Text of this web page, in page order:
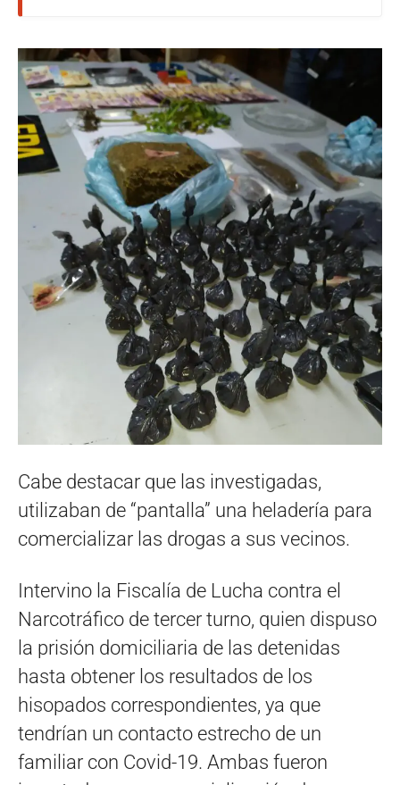
Cabe destacar que las investigadas,
utilizaban de “pantalla” una heladería para
comercializar las drogas a sus vecinos.
Intervino la Fiscalía de Lucha contra el
Narcotráfico de tercer turno, quien dispuso
la prisión domiciliaria de las detenidas
hasta obtener los resultados de los
hisopados correspondientes, ya que
tendrían un contacto estrecho de un
familiar con Covid-19. Ambas fueron